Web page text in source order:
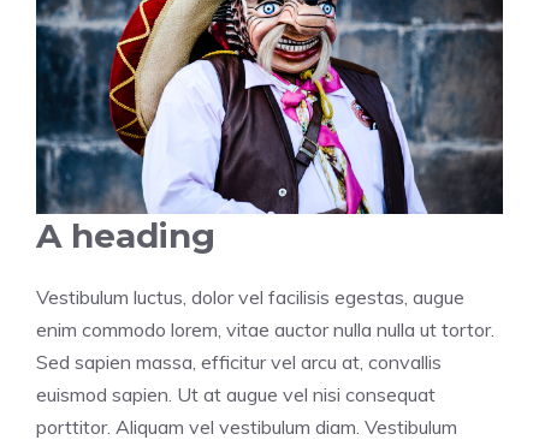
A heading
Vestibulum luctus, dolor vel facilisis egestas, augue
enim commodo lorem, vitae auctor nulla nulla ut tortor.
Sed sapien massa, efficitur vel arcu at, convallis
euismod sapien. Ut at augue vel nisi consequat
porttitor. Aliquam vel vestibulum diam. Vestibulum